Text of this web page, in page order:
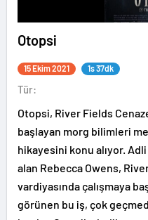
Otopsi
15 Ekim 2021 1s 37dk
Tür:
Otopsi, River Fields
başlayan morg bilimleri
hikayesini konu alıyor.
alan Rebecca Owens,
vardiyasında çalışmaya
görünen bu iş, çok